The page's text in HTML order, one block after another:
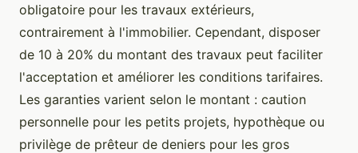
obligatoire pour les travaux extérieurs,
contrairement à l'immobilier. Cependant, disposer
de 10 à 20% du montant des travaux peut faciliter
l'acceptation et améliorer les conditions tarifaires.
Les garanties varient selon le montant : caution
personnelle pour les petits projets, hypothèque ou
privilège de prêteur de deniers pour les gros